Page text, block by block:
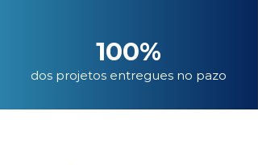
100%
dos projetos entregues no pazo